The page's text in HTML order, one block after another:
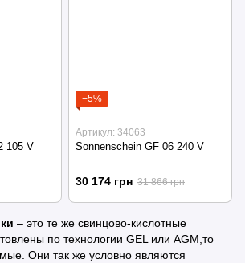
105 V
−5%
Артикул: 34063
Sonnenschein GF 06 240 V
30 174 грн 31 866 грн
– это те же свинцово-кислотные
по технологии GEL или AGM,то
Они так же условно являются